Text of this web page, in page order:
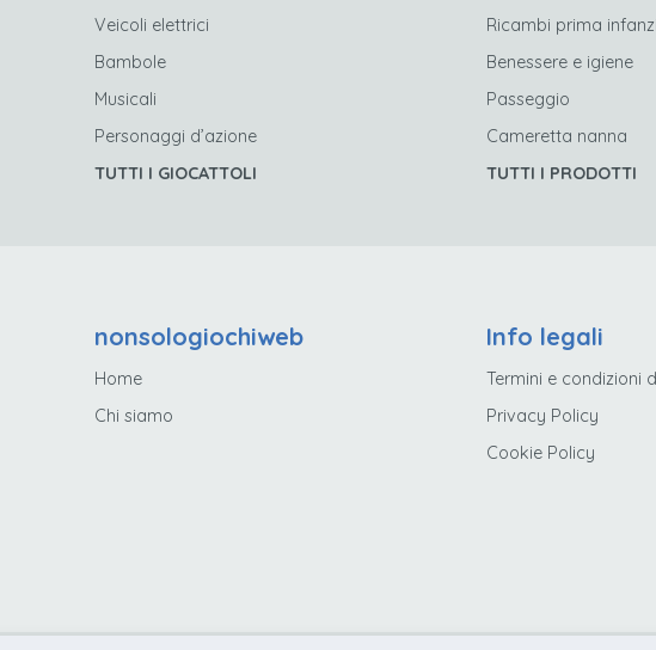
Veicoli elettrici
Bambole
Musicali
Personaggi d’azione
TUTTI I GIOCATTOLI
Ricambi prima
Benessere e igiene
Passeggio
Cameretta nanna
TUTTI I PRODOTTI
nonsologiochiweb
Home
Chi siamo
Info legali
Termini e condizioni
Privacy Policy
Cookie Policy